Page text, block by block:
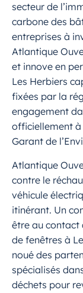
secteur de
carbone des
entreprises à
Atlantique
et innove en
Les Herbiers
fixées par la
engagement
officiellement à
Garant de
Atlantique
contre le
véhicule
itinérant. Un
être au contact
de fenêtres à
noué des
spécialisés
déchets pour